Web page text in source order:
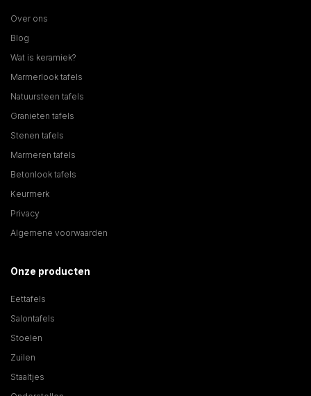
Over ons
Blog
Wat is keramiek?
Marmerlook tafels
Natuursteen tafels
Granieten tafels
Stenen tafels
Marmeren tafels
Betonlook tafels
Keurmerk
Privacy
Algemene voorwaarden
Onze producten
Eettafels
Salontafels
Stoelen
Zuilen
Staaltjes